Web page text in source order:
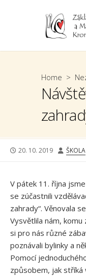
Home >
PUBLISHED
20. 10. 2019 ŠKOLA
V pátek 11. října
se zúčastnili
zahrady“. Věnovala
Vysvětlila nám, komu
si pro nás různé
poznávali bylinky a
Pomocí
způsobem, jak stříká